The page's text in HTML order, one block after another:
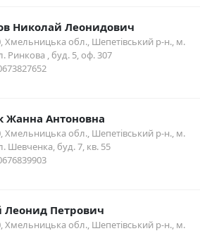
Николай Леонидович
Хмельницька обл., Шепетівський р-н., м.
Ринкова , буд. 5, оф. 307
Жанна Антоновна
Хмельницька обл., Шепетівський р-н., м.
Шевченка, буд. 7, кв. 55
Леонид Петрович
Хмельницька обл., Шепетівський р-н., м.